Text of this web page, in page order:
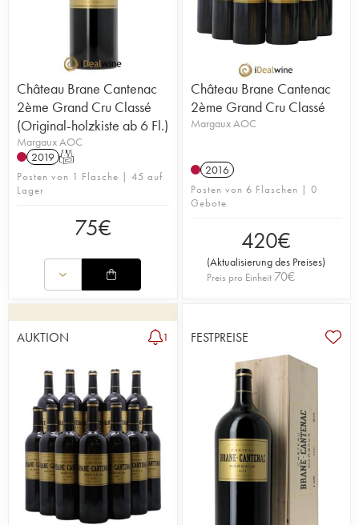
Château Brane Cantenac
2ème Grand Cru Classé
(Original-holzkiste ab 6 Fl.)
Margaux AOC
2019 T
Posten von 1 Flasche | 45 auf
Lager
75€
Château Brane Cantenac
2ème Grand Cru Classé
Margaux AOC
2016
Posten von 6 Flaschen | 0
Gebote
420€
(Aktualisierung des Preises)
Preis pro Einheit 70€
AUKTION 1 FESTPREISE